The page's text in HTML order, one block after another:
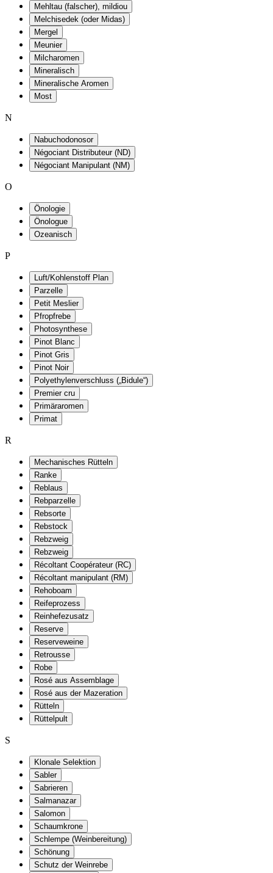
Mehltau (falscher), mildiou
Melchisedek (oder Midas)
Mergel
Meunier
Milcharomen
Mineralisch
Mineralische Aromen
Most
N
Nabuchodonosor
Négociant Distributeur (ND)
Négociant Manipulant (NM)
O
Önologie
Önologue
Ozeanisch
P
Luft/Kohlenstoff Plan
Parzelle
Petit Meslier
Pfropfrebe
Photosynthese
Pinot Blanc
Pinot Gris
Pinot Noir
Polyethylenverschluss („Bidule“)
Premier cru
Primäraromen
Primat
R
Mechanisches Rütteln
Ranke
Reblaus
Rebparzelle
Rebsorte
Rebstock
Rebzweig
Rebzweig
Récoltant Coopérateur (RC)
Récoltant manipulant (RM)
Rehoboam
Reifeprozess
Reinhefezusatz
Reserve
Reserveweine
Retrousse
Robe
Rosé aus Assemblage
Rosé aus der Mazeration
Rütteln
Rüttelpult
S
Klonale Selektion
Sabler
Sabrieren
Salmanazar
Salomon
Schaumkrone
Schlempe (Weinbereitung)
Schönung
Schutz der Weinrebe